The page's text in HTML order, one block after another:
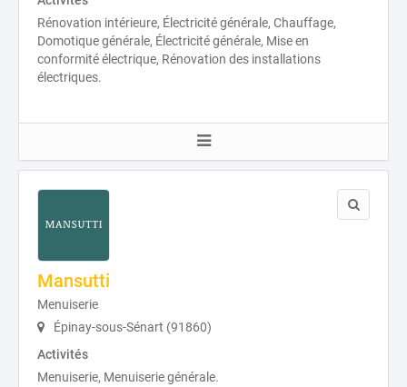
Rénovation intérieure, Électricité générale, Chauffage,
Domotique générale, Électricité générale, Mise en
conformité électrique, Rénovation des installations
électriques.
Mansutti
Menuiserie
Épinay-sous-Sénart (91860)
Activités
Menuiserie, Menuiserie générale.